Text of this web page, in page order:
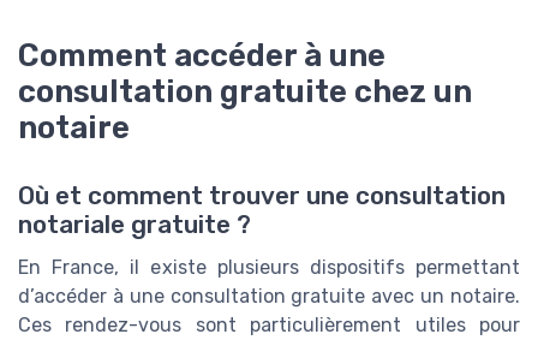
Comment accéder à une
consultation gratuite chez un
notaire
Où et comment trouver une consultation
notariale gratuite ?
En France, il existe plusieurs dispositifs permettant
d’accéder à une consultation gratuite avec un notaire.
Ces rendez-vous sont particulièrement utiles pour